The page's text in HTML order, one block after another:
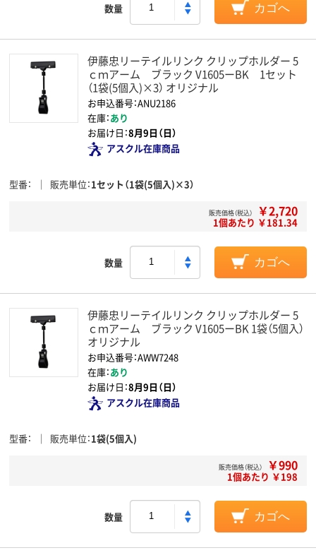
数量 カゴへ
伊藤忠リーテイルリンク クリップホルダー 5
ｃｍアーム ブラック V1605ーBK 1セット
（1袋(5個入)×3） オリジナル
お申込番号：ANU2186
在庫：あり
お届け日：8月9日（日）
アスクル在庫商品
型番 販売単位 1セット（1袋(5個入)×3）
販売価格（税込） ￥2,720
1個あたり ￥181.34
数量 カゴへ
伊藤忠リーテイルリンク クリップホルダー 5
ｃｍアーム ブラック V1605ーBK 1袋（5個入）
オリジナル
お申込番号：AWW7248
在庫：あり
お届け日：8月9日（日）
アスクル在庫商品
型番 販売単位 1袋(5個入)
販売価格（税込） ￥990
1個あたり ￥198
数量 カゴへ